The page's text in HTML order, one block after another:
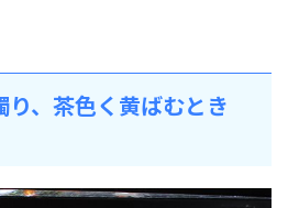
、茶色く黄ばむとき